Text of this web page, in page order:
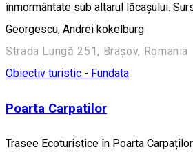
înmormântate sub altarul lăcașului.
Georgescu, Andrei kokelburg
Strada Lungă 251, Brașov, Romania
Obiectiv turistic - Fundata
Poarta Carpatilor
Trasee Ecoturistice în Poarta